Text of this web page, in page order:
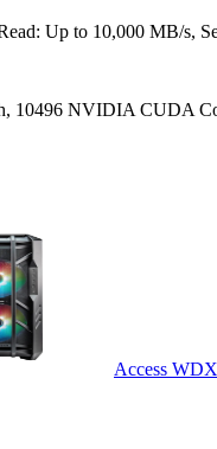
Up to 10,000 MB/s,
10496 NVIDIA CUDA
Access